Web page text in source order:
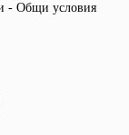
- Общи условия